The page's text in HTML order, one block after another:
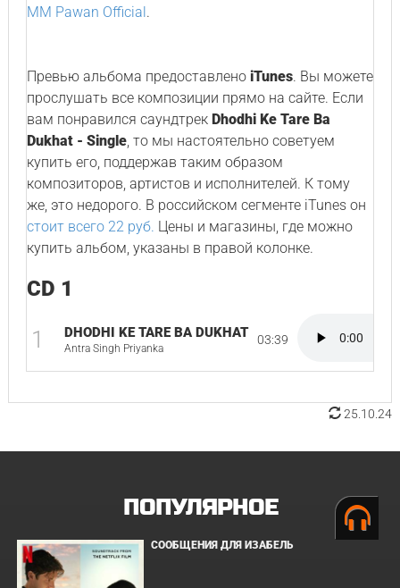
MM Pawan Official.
Превью альбома предоставлено iTunes. Вы можете
прослушать все композиции прямо на сайте. Если
вам понравился саундтрек Dhodhi Ke Tare Ba
Dukhat - Single, то мы настоятельно советуем
купить его, поддержав таким образом
композиторов, артистов и исполнителей. К тому
же, это недорого. В российском сегменте iTunes он
стоит всего 22 руб. Цены и магазины, где можно
купить альбом, указаны в правой колонке.
CD 1
1 DHODHI KE TARE BA DUKHAT
Antra Singh Priyanka
03:39
25.10.24
ПОПУЛЯРНОЕ
СООБЩЕНИЯ ДЛЯ ИЗАБЕЛЬ